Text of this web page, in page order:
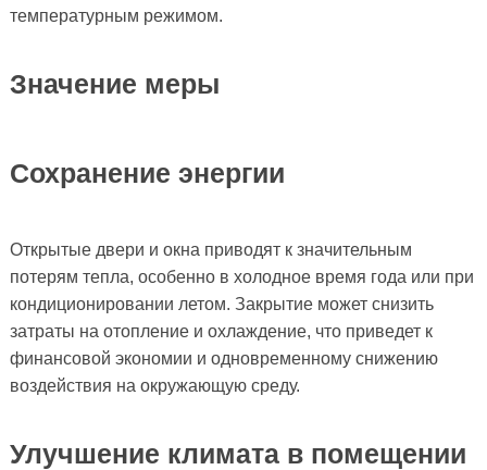
температурным режимом.
Значение меры
Сохранение энергии
Открытые двери и окна приводят к значительным
потерям тепла, особенно в холодное время года или при
кондиционировании летом. Закрытие может снизить
затраты на отопление и охлаждение, что приведет к
финансовой экономии и одновременному снижению
воздействия на окружающую среду.
Улучшение климата в помещении